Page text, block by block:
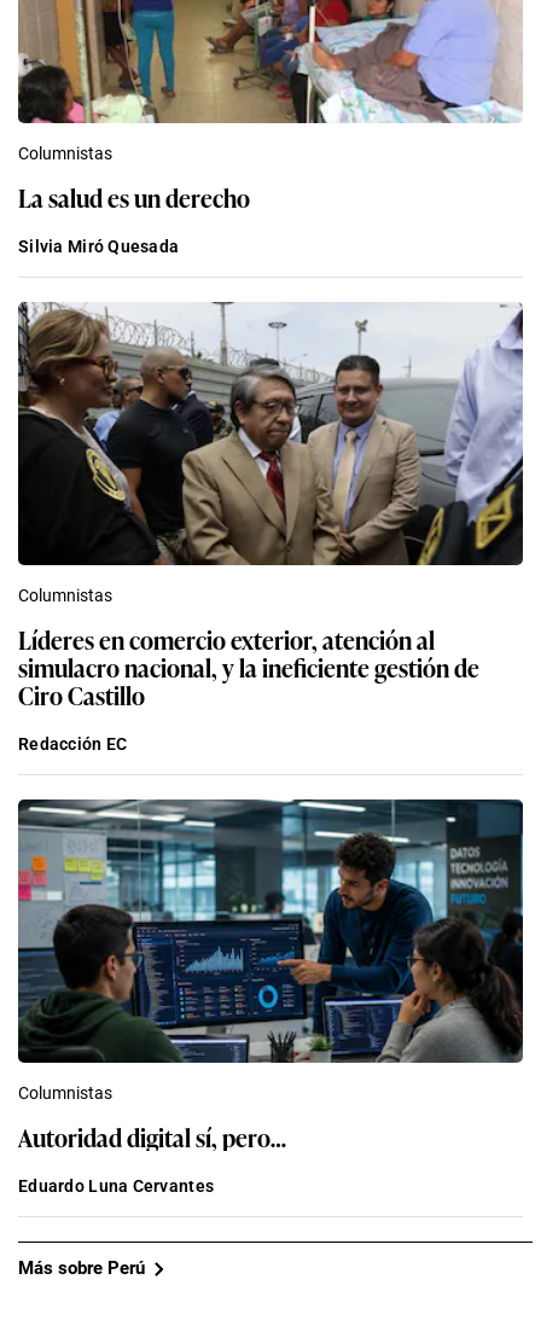
Columnistas
La salud es un derecho
Silvia Miró Quesada
Columnistas
Líderes en comercio exterior, atención al
simulacro nacional, y la ineficiente gestión de
Ciro Castillo
Redacción EC
Columnistas
Autoridad digital sí, pero…
Eduardo Luna Cervantes
Más sobre Perú